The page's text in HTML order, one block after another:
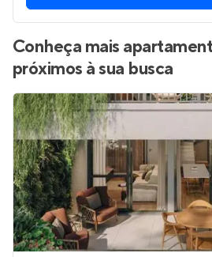
Conheça mais
próximos à sua busca